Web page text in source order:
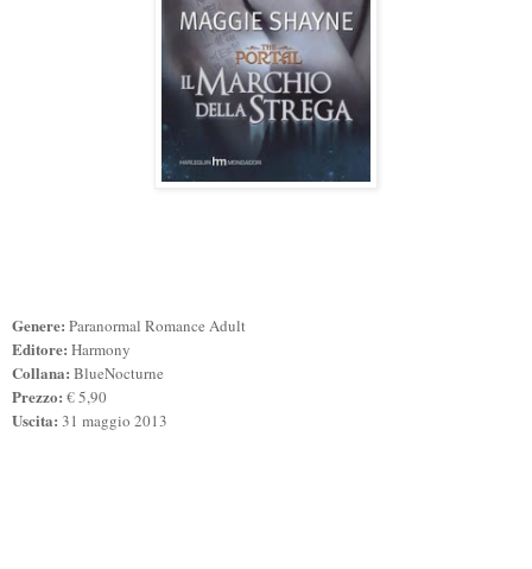
Genere: Paranormal Romance Adult
Editore: Harmony
Collana: BlueNocturne
Prezzo: € 5,90
Uscita: 31 maggio 2013